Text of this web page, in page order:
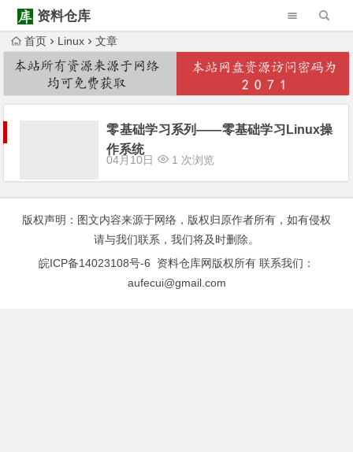
资料仓库
首页 Linux
文章
Warning: Trying to access array offset on null in/www/wwwroot/ziliaocangku.cn/wp-content/themes/Begin/inc/type-navigation.php
零基础学习系列——零基础学习Linux操
作系统
04月10日 1 次浏览
版权声明：图文内容来源于网络，版权归原作者所有，如有侵权
请与我们联系，我们将及时删除。
皖ICP备14023108号-6 资料仓库网版权所有 联系我们：
aufecui@gmail.com